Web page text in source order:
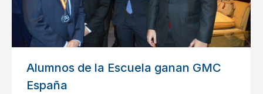
Alumnos de la Escuela ganan GMC
España